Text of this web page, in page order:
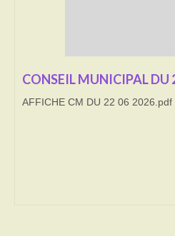
Culte
CONSEIL MUNICIPAL DU
AFFICHE CM DU 22 06 2026.pdf